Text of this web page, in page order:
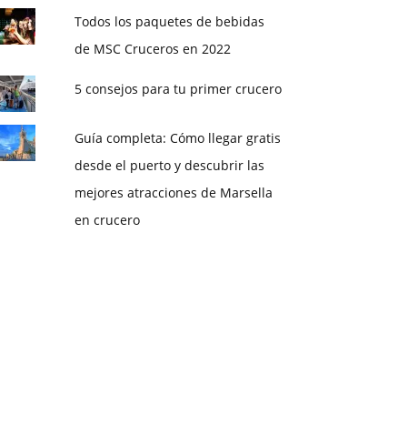
Todos los paquetes de bebidas
de MSC Cruceros en 2022
5 consejos para tu primer crucero
Guía completa: Cómo llegar gratis
desde el puerto y descubrir las
mejores atracciones de Marsella
en crucero